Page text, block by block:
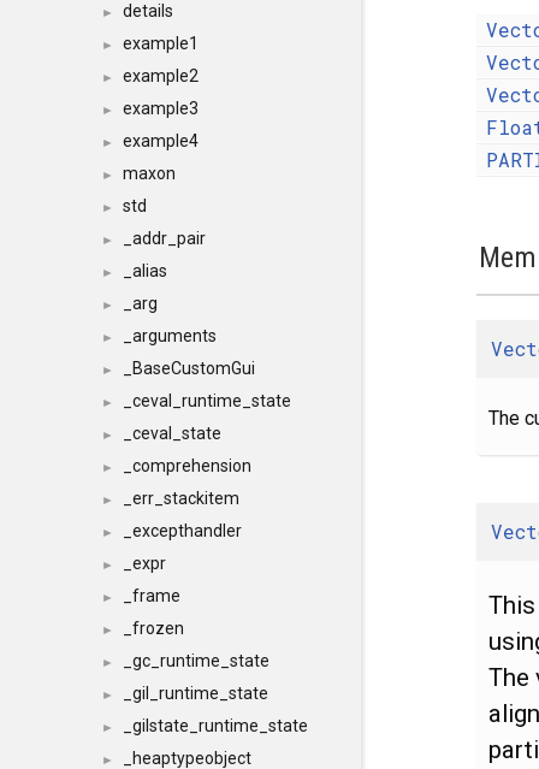
► details
► example1
► example2
► example3
► example4
► maxon
► std
► _addr_pair
► _alias
► _arg
► _arguments
► _BaseCustomGui
► _ceval_runtime_state
► _ceval_state
► _comprehension
► _err_stackitem
► _excepthandler
► _expr
► _frame
► _frozen
► _gc_runtime_state
► _gil_runtime_state
► _gilstate_runtime_state
► _heaptypeobject
The